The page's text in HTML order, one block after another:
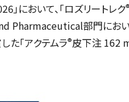
」において、「ロズリートレク®
Pharmaceutical部門にお
た「アクテムラ®皮下注 162